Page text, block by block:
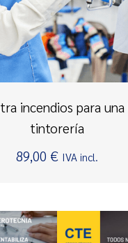
incendios para una
tintorería
89,00 € IVA incl.